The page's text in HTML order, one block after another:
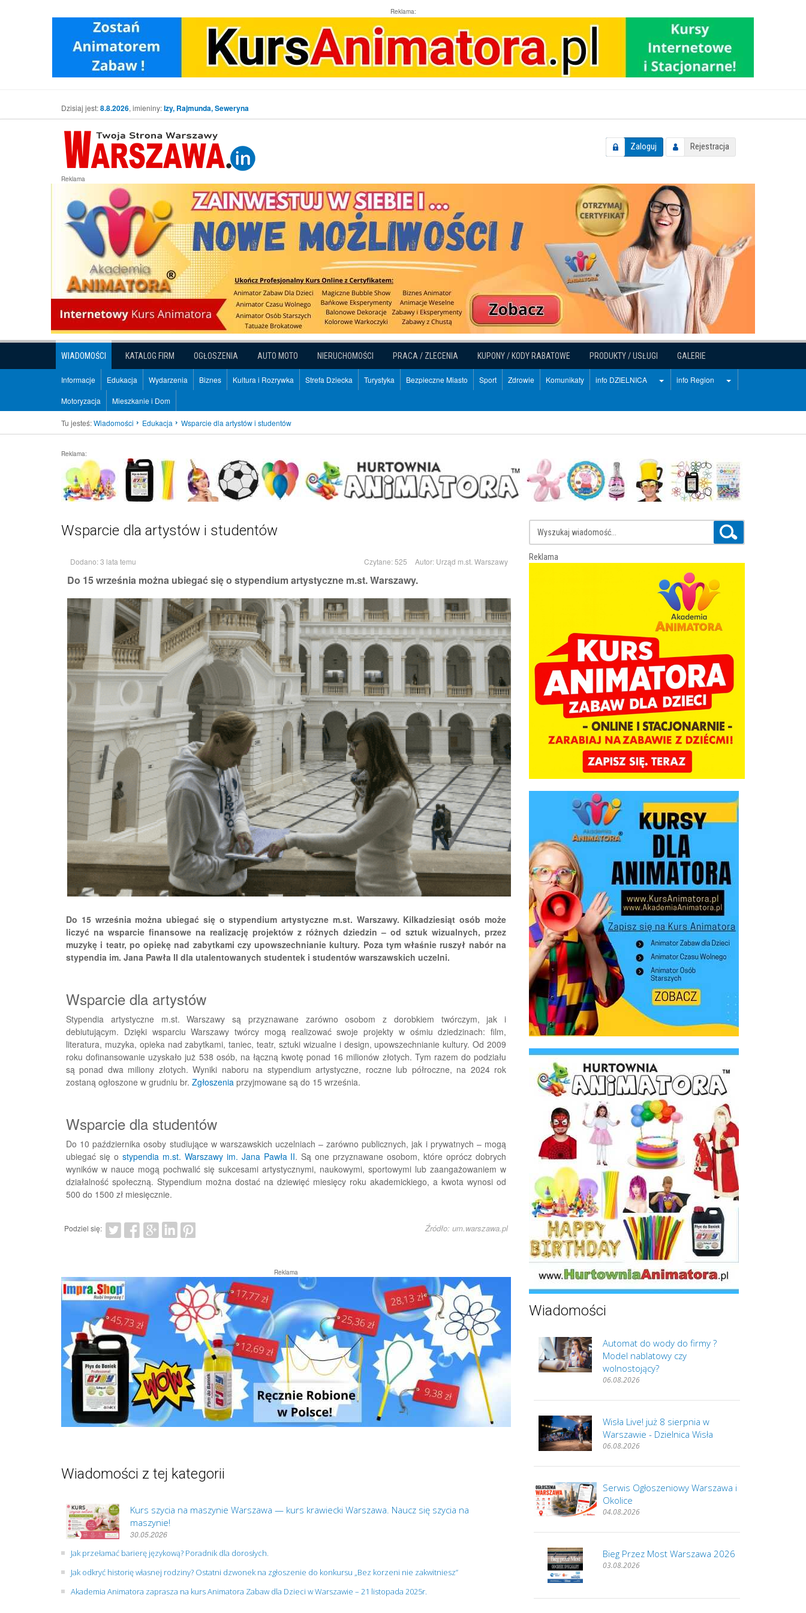
Reklama:
Dzisiaj jest:8.8.2026, imieniny:Izy, Rajmunda, Seweryna
Zaloguj Rejestracja
Reklama
WIADOMOŚCI KATALOG FIRM OGŁOSZENIA AUTO MOTO NIERUCHOMOŚCI PRACA / ZLECENIA KUPONY / KODY RABATOWE PRODUKTY / USŁUGI GALERIE
Informacje Edukacja Wydarzenia Biznes Kultura i Rozrywka Strefa Dziecka Turystyka Bezpieczne Miasto Sport Zdrowie Komunikaty info DZIELNICA info Region
Motoryzacja Mieszkanie i Dom
Tu jesteś:Wiadomości Edukacja Wsparcie dla artystów i studentów
Reklama:
Wsparcie dla artystów i studentów
Dodano: 3 lata temu Czytane: 525 Autor: Urząd m.st. Warszawy
Do 15 września można ubiegać się o stypendium artystyczne m.st. Warszawy.
Do 15 września można ubiegać się o stypendium artystyczne m.st. Warszawy. Kilkadziesiąt osób może
liczyć na wsparcie finansowe na realizację projektów z różnych dziedzin – od sztuk wizualnych, przez
muzykę i teatr, po opiekę nad zabytkami czy upowszechnianie kultury. Poza tym właśnie ruszył nabór na
stypendia im. Jana Pawła II dla utalentowanych studentek i studentów warszawskich uczelni.
Wsparcie dla artystów
Stypendia artystyczne m.st. Warszawy są przyznawane zarówno osobom z dorobkiem twórczym, jak i
debiutującym. Dzięki wsparciu Warszawy twórcy mogą realizować swoje projekty w ośmiu dziedzinach: film,
literatura, muzyka, opieka nad zabytkami, taniec, teatr, sztuki wizualne i design, upowszechnianie kultury. Od 2009
roku dofinansowanie uzyskało już 538 osób, na łączną kwotę ponad 16 milionów złotych. Tym razem do podziału
są ponad dwa miliony złotych. Wyniki naboru na stypendium artystyczne, roczne lub półroczne, na 2024 rok
zostaną ogłoszone w grudniu br. Zgłoszenia przyjmowane są do 15 września.
Wsparcie dla studentów
Do 10 października osoby studiujące w warszawskich uczelniach – zarówno publicznych, jak i prywatnych – mogą
ubiegać się o stypendia m.st. Warszawy im. Jana Pawła II. Są one przyznawane osobom, które oprócz dobrych
wyników w nauce mogą pochwalić się sukcesami artystycznymi, naukowymi, sportowymi lub zaangażowaniem w
działalność społeczną. Stypendium można dostać na dziewięć miesięcy roku akademickiego, a kwota wynosi od
500 do 1500 zł miesięcznie.
Podziel się: Źródło: um.warszawa.pl
Reklama
Wiadomości z tej kategorii
Kurs szycia na maszynie Warszawa — kurs krawiecki Warszawa. Naucz się szycia na
maszynie!
30.05.2026
Jak przełamać barierę językową? Poradnik dla dorosłych.
Jak odkryć historię własnej rodziny? Ostatni dzwonek na zgłoszenie do konkursu „Bez korzeni nie zakwitniesz”
Akademia Animatora zaprasza na kurs Animatora Zabaw dla Dzieci w Warszawie – 21 listopada 2025r.
Reklama
Wiadomości
Automat do wody do firmy ?
Model nablatowy czy
wolnostojący?
06.08.2026
Wisła Live! już 8 sierpnia w
Warszawie - Dzielnica Wisła
06.08.2026
Serwis Ogłoszeniowy Warszawa i
Okolice
04.08.2026
Bieg Przez Most Warszawa 2026
03.08.2026